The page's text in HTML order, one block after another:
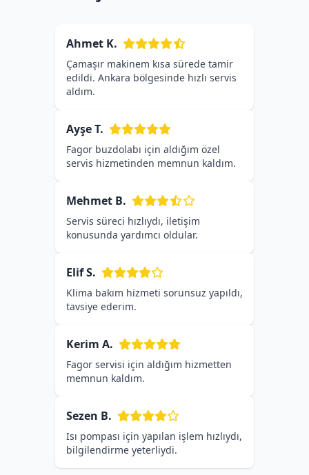
Ahmet K.
Çamaşır makinem kısa sürede tamir
edildi. Ankara bölgesinde hızlı servis
aldım.
Ayşe T.
Fagor buzdolabı için aldığım özel
servis hizmetinden memnun kaldım.
Mehmet B.
Servis süreci hızlıydı, iletişim
konusunda yardımcı oldular.
Elif S.
Klima bakım hizmeti sorunsuz yapıldı,
tavsiye ederim.
Kerim A.
Fagor servisi için aldığım hizmetten
memnun kaldım.
Sezen B.
Isı pompası için yapılan işlem hızlıydı,
bilgilendirme yeterliydi.